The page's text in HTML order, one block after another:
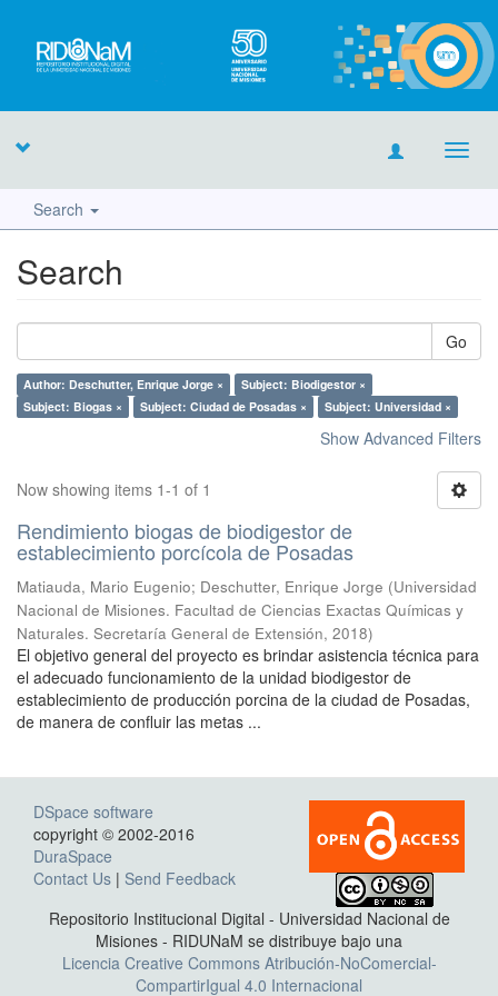
Search
Search
Go
Author: Deschutter, Enrique Jorge ×
Subject: Biodigestor ×
Subject: Biogas ×
Subject: Ciudad de Posadas × Subject: Universidad ×
Show Advanced Filters
Now showing items 1-1 of 1
Rendimiento biogas de biodigestor de
establecimiento porcícola de Posadas
Matiauda, Mario Eugenio; Deschutter, Enrique Jorge (Universidad
Nacional de Misiones. Facultad de Ciencias Exactas Químicas y
Naturales. Secretaría General de Extensión, 2018)
El objetivo general del proyecto es brindar asistencia técnica para
el adecuado funcionamiento de la unidad biodigestor de
establecimiento de producción porcina de la ciudad de Posadas,
de manera de confluir las metas ...
DSpace software
copyright © 2002-2016
DuraSpace
Contact Us | Send Feedback
Repositorio Institucional Digital - Universidad Nacional de
Misiones - RIDUNaM se distribuye bajo una
Licencia Creative Commons Atribución-NoComercial-
CompartirIgual 4.0 Internacional